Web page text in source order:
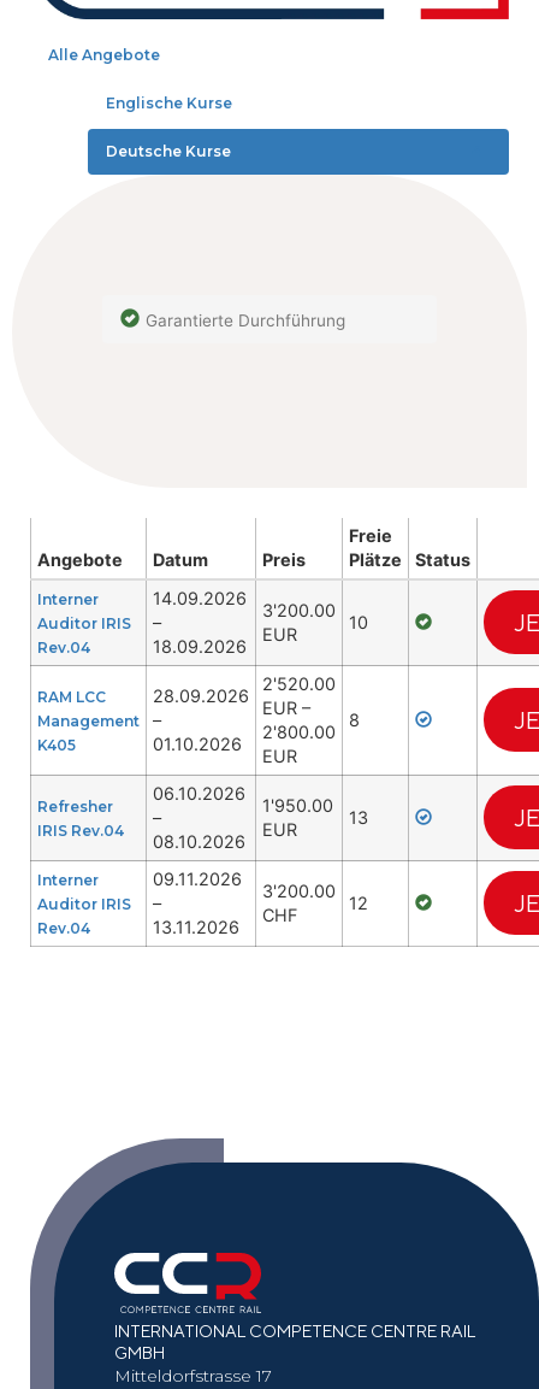
Alle Angebote
Englische Kurse
Deutsche Kurse
Garantierte Durchführung
Angebote Datum Preis
Freie
Plätze
Status
Interner
Auditor IRIS
Rev.04
14.09.2026
–
18.09.2026
3'200.00
EUR
10
RAM LCC
Management
K405
28.09.2026
–
01.10.2026
2'520.00
EUR –
2'800.00
EUR
8
Refresher
IRIS Rev.04
06.10.2026
–
08.10.2026
1'950.00
EUR
13
Interner
Auditor IRIS
Rev.04
09.11.2026
–
13.11.2026
3'200.00
CHF
12
INTERNATIONAL COMPETENCE CENTRE RAIL
GMBH
Mitteldorfstrasse 17